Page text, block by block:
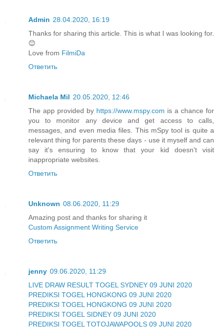
Admin 28.04.2020, 16:19
Thanks for sharing this article. This is what I was looking for.
😊
Love from FilmiDa
Ответить
Michaela Mil 20.05.2020, 12:46
The app provided by https://www.mspy.com is a chance for
you to monitor any device and get access to calls,
messages, and even media files. This mSpy tool is quite a
relevant thing for parents these days - use it myself and can
say it's ensuring to know that your kid doesn't visit
inappropriate websites.
Ответить
Unknown 08.06.2020, 11:29
Amazing post and thanks for sharing it
Custom Assignment Writing Service
Ответить
jenny 09.06.2020, 11:29
LIVE DRAW RESULT TOGEL SYDNEY 09 JUNI 2020
PREDIKSI TOGEL HONGKONG 09 JUNI 2020
PREDIKSI TOGEL HONGKONG 09 JUNI 2020
PREDIKSI TOGEL SIDNEY 09 JUNI 2020
PREDIKSI TOGEL TOTOJAWAPOOLS 09 JUNI 2020